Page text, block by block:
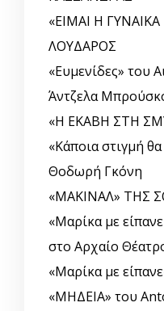
«ΕΙΜΑΙ Η
ΛΟΥΔΑΡΟΣ
«Ευμενίδες» του
Άντζελα
«Η ΕΚΑΒΗ ΣΤΗ
«Κάποια στιγμή
Θοδωρή Γκόνη
«ΜΑΚΙΝΑΛ» ΤΗΣ
«Μαρίκα με
στο Αρχαίο
«Μαρίκα με
«ΜΗΔΕΙΑ» του